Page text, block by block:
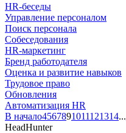
HR-беседы
Управление персоналом
Поиск персонала
Собеседования
HR-маркетинг
Бренд работодателя
Оценка и развитие навыков
Трудовое право
Обновления
Автоматизация HR
В начало4567891011121314...
HeadHunter